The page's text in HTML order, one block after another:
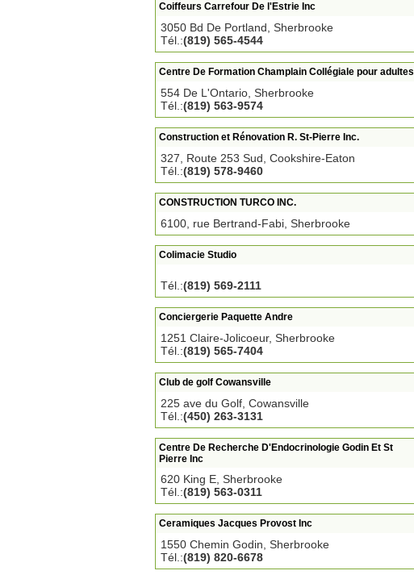
Coiffeurs Carrefour De l'Estrie Inc
3050 Bd De Portland, Sherbrooke
Tél.:(819) 565-4544
Centre De Formation Champlain Collégiale pour adultes
554 De L'Ontario, Sherbrooke
Tél.:(819) 563-9574
Construction et Rénovation R. St-Pierre Inc.
327, Route 253 Sud, Cookshire-Eaton
Tél.:(819) 578-9460
CONSTRUCTION TURCO INC.
6100, rue Bertrand-Fabi, Sherbrooke
Colimacie Studio
Tél.:(819) 569-2111
Conciergerie Paquette Andre
1251 Claire-Jolicoeur, Sherbrooke
Tél.:(819) 565-7404
Club de golf Cowansville
225 ave du Golf, Cowansville
Tél.:(450) 263-3131
Centre De Recherche D'Endocrinologie Godin Et St
Pierre Inc
620 King E, Sherbrooke
Tél.:(819) 563-0311
Ceramiques Jacques Provost Inc
1550 Chemin Godin, Sherbrooke
Tél.:(819) 820-6678